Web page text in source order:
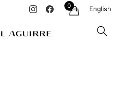
0 English